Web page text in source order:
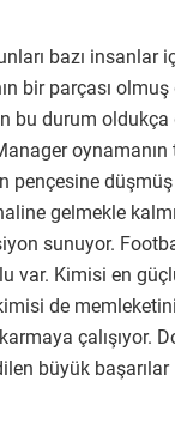
bazı insanlar
bir parçası
bu durum oldukça
oynamanın
pençesine düşmüş
gelmekle
sunuyor.
var. Kimisi en
de
çalışıyor.
büyük başarılar